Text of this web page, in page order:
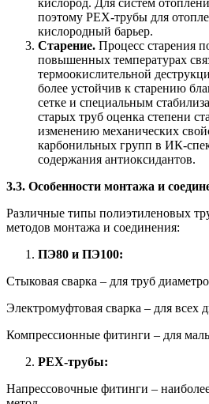
поэтому PEX-трубы для
кислородный барьер.
Старение. Процесс старения
повышенных температурах
термоокислительной
более устойчив к старению
сетке и специальным
старых труб оценка степени
изменению механических
карбонильных групп в ИК-
содержания антиоксидантов.
3.3. Особенности монтажа и
Различные типы полиэтиленовых
методов монтажа и соединения:
ПЭ80 и ПЭ100:
Стыковая сварка – для труб
Электромуфтовая сварка – для всех
Компрессионные фитинги – для
PEX-трубы:
Напрессовочные фитинги –